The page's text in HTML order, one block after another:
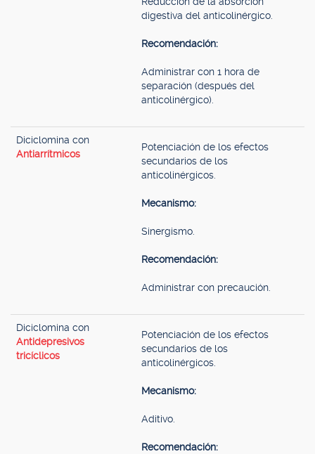
digestiva del anticolinérgico.
Recomendación:
Administrar con 1 hora de
separación (después del
anticolinérgico).
Diciclomina con
Antiarrítmicos
Potenciación de los efectos
secundarios de los
anticolinérgicos.
Mecanismo:
Sinergismo.
Recomendación:
Administrar con precaución.
Diciclomina con
Antidepresivos
tricíclicos
Potenciación de los efectos
secundarios de los
anticolinérgicos.
Mecanismo:
Aditivo.
Recomendación: